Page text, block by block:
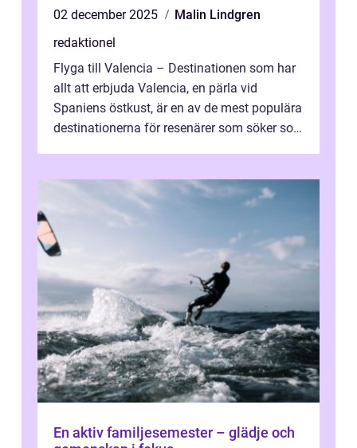
02 december 2025
Malin Lindgren
redaktionel
Flyga till Valencia – Destinationen som har
allt att erbjuda Valencia, en pärla vid
Spaniens östkust, är en av de mest populära
destinationerna för resenärer som söker sol,
En aktiv familjesemester – glädje och